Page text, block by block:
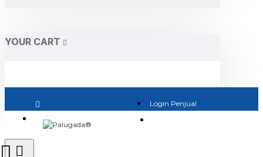
YOUR CART
Login Penjual